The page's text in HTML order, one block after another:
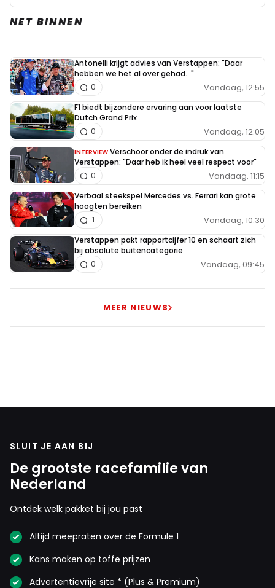
NET BINNEN
Antonelli krijgt advies van Verstappen: "Daar
hebben we het al over gehad..."
Vandaag, 12:55
0
F1 biedt bijzondere ervaring aan voor laatste
Dutch Grand Prix
Vandaag, 12:05
0
INTERVIEW Verschoor onder de indruk van
Verstappen: "Daar heb ik heel veel respect voor"
Vandaag, 11:15
0
Verbaal steekspel Mercedes vs. Ferrari kan grote
hoogten bereiken
Vandaag, 10:30
1
Verstappen pakt rapportcijfer 10 en schaart zich
bij absolute buitencategorie
Vandaag, 09:45
0
MEER NIEUWS
SLUIT JE AAN BIJ
De grootste racefamilie van
Nederland
Ontdek welk pakket bij jou past
Altijd meepraten over de Formule 1
Kans maken op toffe prijzen
Advertentievrije site * (Plus & Premium)